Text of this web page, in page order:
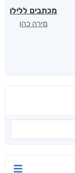
מכתבים ללילו
מירה כהן